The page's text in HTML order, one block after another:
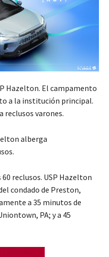
Hazelton. El campamento
a la institución principal.
reclusos varones.
alberga
reclusos. USP Hazelton
condado de Preston,
a 35 minutos de
PA; y a 45